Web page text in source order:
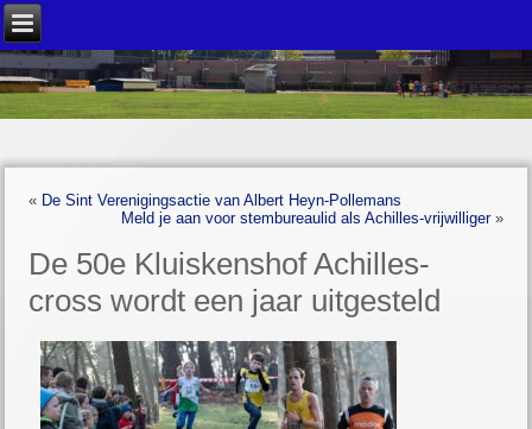
« De Sint Verenigingsactie van Albert Heyn-Pollemans
Meld je aan voor stembureaulid als Achilles-vrijwilliger»
De 50e Kluiskenshof Achilles-
cross wordt een jaar uitgesteld